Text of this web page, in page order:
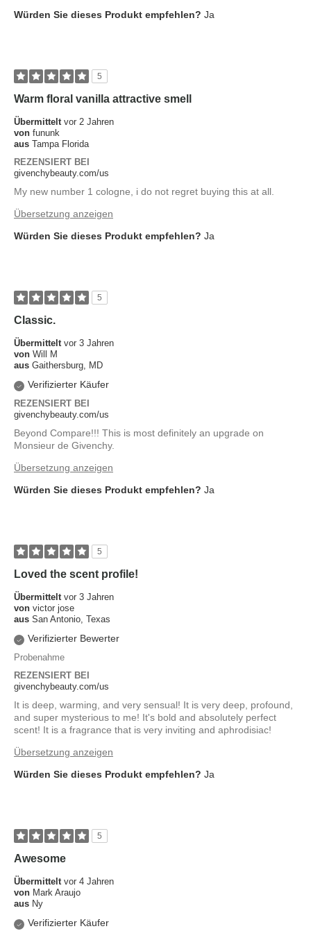
Würden Sie dieses Produkt empfehlen? Ja
5
Warm floral vanilla attractive smell
Übermittelt vor 2 Jahren
von fununk
aus Tampa Florida
REZENSIERT BEI
givenchybeauty.com/us
My new number 1 cologne, i do not regret buying this at all.
Übersetzung anzeigen
Würden Sie dieses Produkt empfehlen? Ja
5
Classic.
Übermittelt vor 3 Jahren
von Will M
aus Gaithersburg, MD
Verifizierter Käufer
REZENSIERT BEI
givenchybeauty.com/us
Beyond Compare!!! This is most definitely an upgrade on
Monsieur de Givenchy.
Übersetzung anzeigen
Würden Sie dieses Produkt empfehlen? Ja
5
Loved the scent profile!
Übermittelt vor 3 Jahren
von victor jose
aus San Antonio, Texas
Verifizierter Bewerter
Probenahme
REZENSIERT BEI
givenchybeauty.com/us
It is deep, warming, and very sensual! It is very deep, profound,
and super mysterious to me! It's bold and absolutely perfect
scent! It is a fragrance that is very inviting and aphrodisiac!
Übersetzung anzeigen
Würden Sie dieses Produkt empfehlen? Ja
5
Awesome
Übermittelt vor 4 Jahren
von Mark Araujo
aus Ny
Verifizierter Käufer